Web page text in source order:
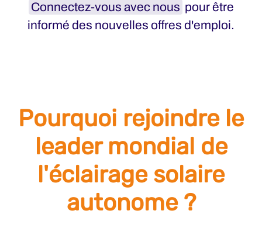
Connectez-vous avec nous pour être
informé des nouvelles offres d'emploi.
Pourquoi rejoindre le
leader mondial de
l'éclairage solaire
autonome ?